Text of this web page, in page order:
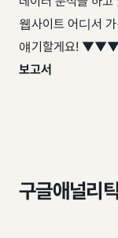
웹사이트 어디서
얘기할게요! ▼▼▼
보고서
구글애널리